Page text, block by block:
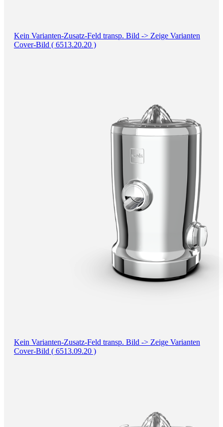
Kein Varianten-Zusatz-Feld transp. Bild -> Zeige Varianten
Cover-Bild ( 6513.20.20 )
Kein Varianten-Zusatz-Feld transp. Bild -> Zeige Varianten
Cover-Bild ( 6513.09.20 )